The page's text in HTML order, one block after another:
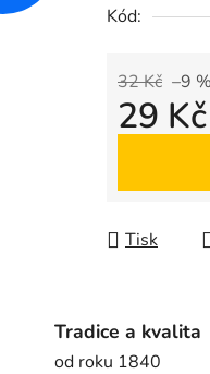
5
Kód:
32 Kč –9 %
29
Tisk
Tradice a kvalita
od roku 1840